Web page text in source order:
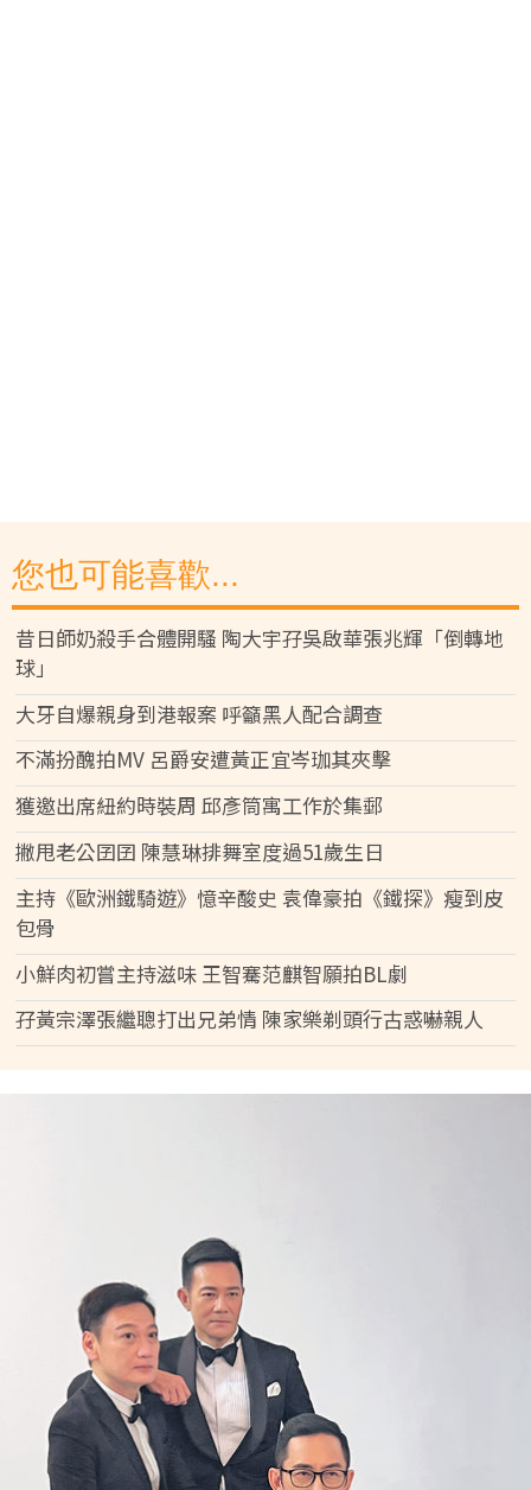
您也可能喜歡...
昔日師奶殺手合體開騷 陶大宇孖吳啟華張兆輝「倒轉地
球」
大牙自爆親身到港報案 呼籲黑人配合調查
不滿扮醜拍MV 呂爵安遭黃正宜岑珈其夾擊
獲邀出席紐約時裝周 邱彥筒寓工作於集郵
撇甩老公囝囝 陳慧琳排舞室度過51歲生日
主持《歐洲鐵騎遊》憶辛酸史 袁偉豪拍《鐵探》瘦到皮
包骨
小鮮肉初嘗主持滋味 王智騫范麒智願拍BL劇
孖黃宗澤張繼聰打出兄弟情 陳家樂剃頭行古惑嚇親人